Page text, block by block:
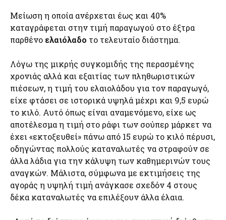
Μείωση η οποία ανέρχεται έως και 40%
καταγράφεται στην τιμή παραγωγού στο έξτρα
παρθένο ελαιόλαδο το τελευταίο διάστημα.
Λόγω της μικρής συγκομιδής της περασμένης
χρονιάς αλλά και εξαιτίας των πληθωριστικών
πιέσεων, η τιμή του ελαιολάδου για τον παραγωγό,
είχε φτάσει σε ιστορικά υψηλά μέχρι και 9,5 ευρώ
το κιλό. Αυτό όπως είναι αναμενόμενο, είχε ως
αποτέλεσμα η τιμή στο ράφι των σούπερ μάρκετ να
έχει «εκτοξευθεί» πάνω από 15 ευρώ το κιλό πέρυσι,
οδηγώντας πολλούς καταναλωτές να στραφούν σε
άλλα λάδια για την κάλυψη των καθημερινών τους
αναγκών. Μάλιστα, σύμφωνα με εκτιμήσεις της
αγοράς η υψηλή τιμή ανάγκασε σχεδόν 4 στους
δέκα καταναλωτές να επιλέξουν άλλα έλαια.